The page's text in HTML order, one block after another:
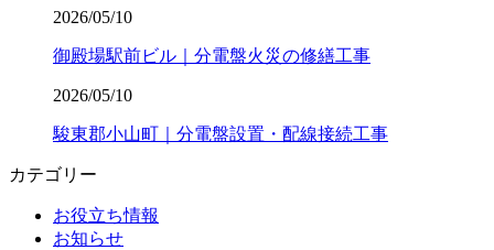
2026/05/10
御殿場駅前ビル｜分電盤火災の修繕工事
2026/05/10
駿東郡小山町｜分電盤設置・配線接続工事
カテゴリー
お役立ち情報
お知らせ